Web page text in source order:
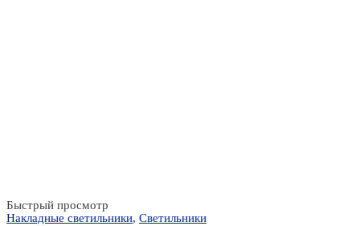
Быстрый просмотр
Накладные светильники, Светильники